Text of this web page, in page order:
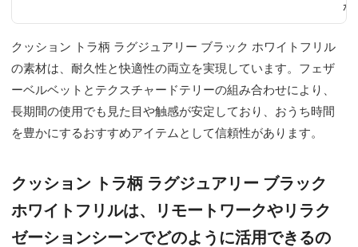
が
クッション トラ柄 ラグジュアリー ブラック ホワイトフリル
の素材は、耐久性と快適性の両立を実現しています。フェザ
ーベルベットとテクスチャードテリーの組み合わせにより、
長期間の使用でも見た目や触感が安定しており、おうち時間
を豊かにするおすすめアイテムとして信頼性があります。
クッション トラ柄 ラグジュアリー ブラック
ホワイトフリルは、リモートワークやリラク
ゼーションシーンでどのように活用できるの